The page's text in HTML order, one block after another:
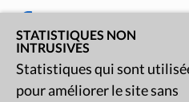
STATISTIQUES NON
INTRUSIVES
Statistiques qui sont
pour améliorer le site sans